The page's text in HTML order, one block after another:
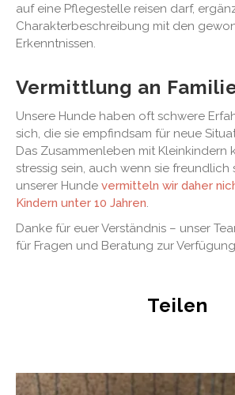
auf eine Pflegestelle reisen darf,
Charakterbeschreibung mit den
Erkenntnissen.
Vermittlung an
Unsere Hunde haben oft schwere
sich, die sie empfindsam für neue
Das Zusammenleben mit Kleinkindern
stressig sein, auch wenn sie freundlich
unserer Hunde vermitteln wir daher
Kindern unter 10 Jahren.
Danke für euer Verständnis – unser
für Fragen und Beratung zur
Teilen